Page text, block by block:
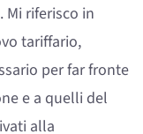
Mi riferisco in
tariffario,
per far fronte
e a quelli del
alla